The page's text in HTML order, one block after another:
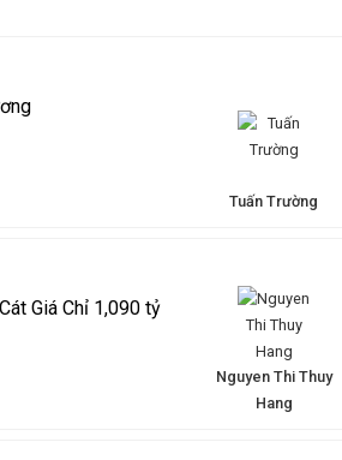
Tuấn Trường
Giá Chỉ 1,090 tỷ
Nguyen Thi Thuy
Hang